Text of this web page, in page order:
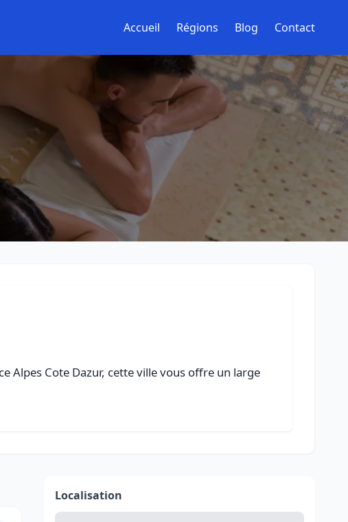
Accueil Régions Blog Contact
Alpes Cote Dazur, cette ville vous offre un large
Localisation